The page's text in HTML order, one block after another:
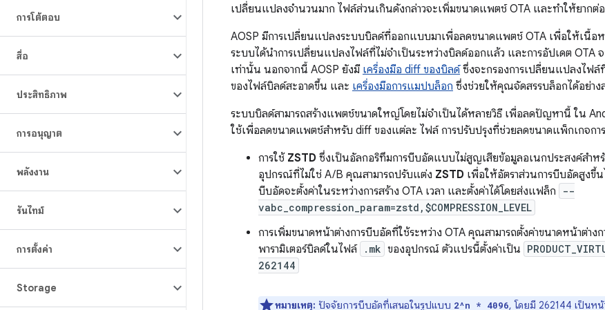
การโต้ตอบ
สื่อ
ประสิทธิภาพ
การอนุญาต
พลังงาน
รันไทม์
การตั้งค่า
Storage
เปลี่ยนแปลงจำนวนมาก ไฟล์ส่วนเกินดังกล่าวจะเพิ่มขนาดแพตช์ OTA และทำให้ยากต่
AOSP มีการเปลี่ยนแปลงระบบบิลด์ที่ออกแบบมาเพื่อลดขนาดแพตช์ OTA เพื่อให้เนื้อห
ระบบได้นำการเปลี่ยนแปลงไฟล์ที่ไม่จำเป็นระหว่างบิลด์ออกแล้ว และการอัปเดต OTA
เท่านั้น นอกจากนี้ AOSP ยังมี เครื่องมือ diff ของบิลด์ซึ่งจะกรองการเปลี่ยนแปลงไฟ
ของไฟล์บิลด์สะอาดขึ้น และ เครื่องมือการแมปบล็อก ซึ่งช่วยให้คุณจัดสรรบล็อกได้อย่าง
ระบบบิลด์สามารถสร้างแพตช์ขนาดใหญ่โดยไม่จำเป็นได้หลายวิธี เพื่อลดปัญหานี้ ใน
ใช้เพื่อลดขนาดแพตช์สำหรับ diff ของแต่ละ ไฟล์ การปรับปรุงที่ช่วยลดขนาดแพ็กเกจกา
การใช้ ZSTD ซึ่งเป็นอัลกอริทึมการบีบอัดแบบไม่สูญเสียข้อมูลอเนกประสงค์สำห
อุปกรณ์ที่ไม่ใช่ A/B คุณสามารถปรับแต่ง ZSTD เพื่อให้อัตราส่วนการบีบอัดสูงขึ้
บีบอัดจะตั้งค่าในระหว่างการสร้าง OTA เวลา และตั้งค่าได้โดยส่งแฟล็ก
--
vabc_compression_param=zstd,$COMPRESSION_LEVEL
การเพิ่มขนาดหน้าต่างการบีบอัดที่ใช้ระหว่าง OTA คุณสามารถตั้งค่าขนาดหน้าต่าง
พารามิเตอร์บิลด์ในไฟล์ .mk ของอุปกรณ์ ตัวแปรนี้ตั้งค่าเป็น
262144
หมายเหตุ: ปัจจัยการบีบอัดที่เสนอในรูปแบบ 2^n * 4096, โดยมี 262144 เป็นห